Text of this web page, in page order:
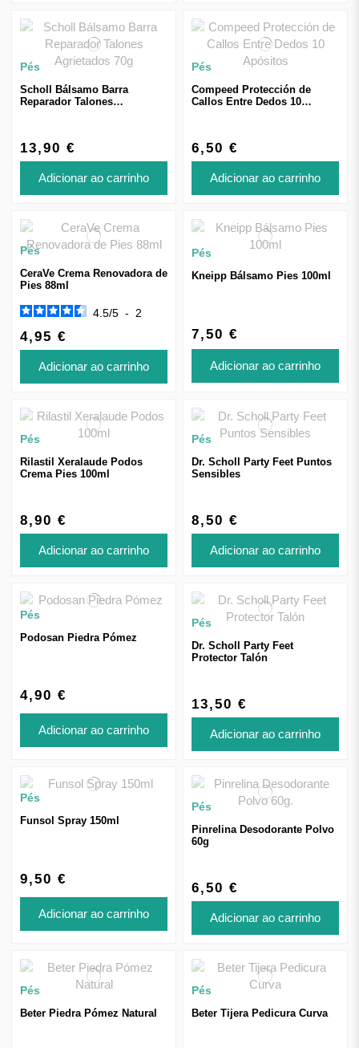
Pés
Scholl Bálsamo Barra
Reparador Talones
13,90 €
Adicionar ao carrinho
Pés
Compeed Protección de
Callos Entre Dedos 10
6,50 €
Adicionar ao carrinho
Pés
CeraVe Crema Renovadora de
Pies 88ml
4.5/5 - 2
4,95 €
Adicionar ao carrinho
Pés
Kneipp Bálsamo Pies 100ml
7,50 €
Adicionar ao carrinho
Pés
Rilastil Xeralaude Podos
Crema Pies 100ml
8,90 €
Adicionar ao carrinho
Pés
Dr. Scholl Party Feet Puntos
Sensibles
8,50 €
Adicionar ao carrinho
Pés
Podosan Piedra Pómez
4,90 €
Adicionar ao carrinho
Pés
Dr. Scholl Party Feet
Protector Talón
13,50 €
Adicionar ao carrinho
Pés
Funsol Spray 150ml
9,50 €
Adicionar ao carrinho
Pés
Pinrelina Desodorante Polvo
60g
6,50 €
Adicionar ao carrinho
Pés
Beter Piedra Pómez Natural
Pés
Beter Tijera Pedicura Curva